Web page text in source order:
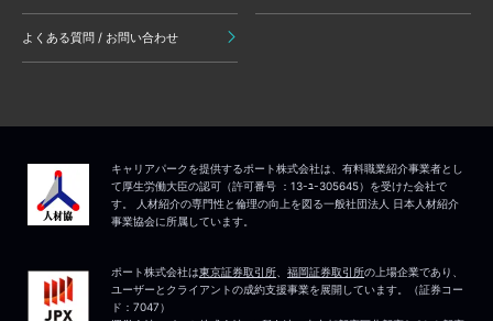
よくある質問 / お問い合わせ